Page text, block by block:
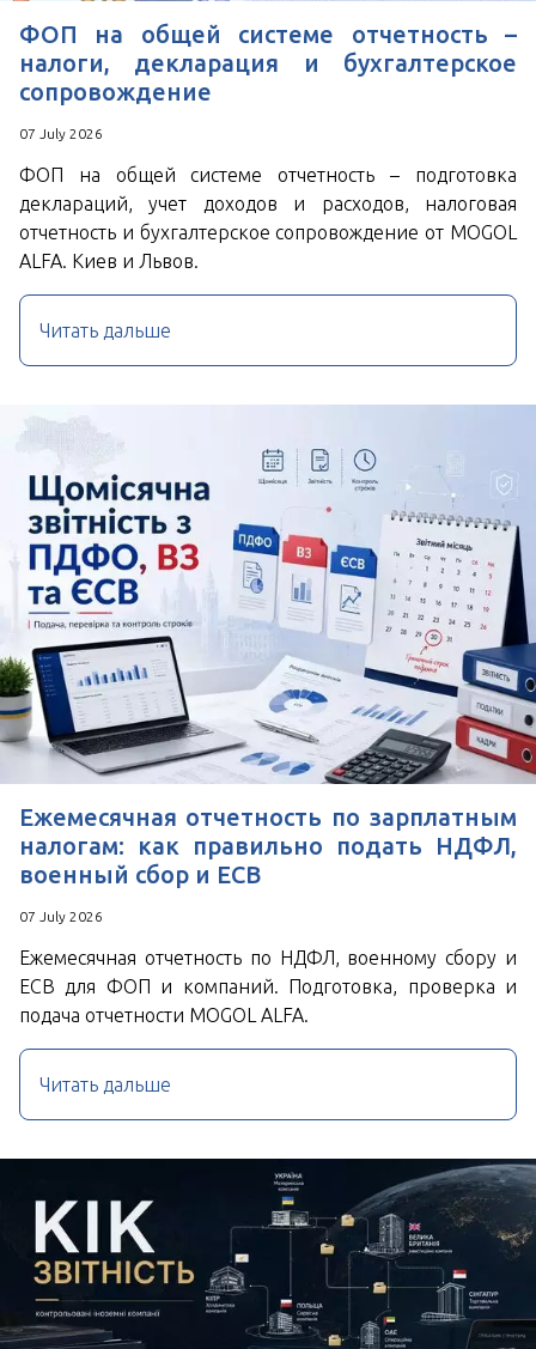
ФОП на общей системе отчетность –
налоги, декларация и бухгалтерское
сопровождение
07 July 2026
ФОП на общей системе отчетность – подготовка
деклараций, учет доходов и расходов, налоговая
отчетность и бухгалтерское сопровождение от MOGOL
ALFA. Киев и Львов.
Читать дальше
Ежемесячная отчетность по зарплатным
налогам: как правильно подать НДФЛ,
военный сбор и ЕСВ
07 July 2026
Ежемесячная отчетность по НДФЛ, военному сбору и
ЕСВ для ФОП и компаний. Подготовка, проверка и
подача отчетности MOGOL ALFA.
Читать дальше